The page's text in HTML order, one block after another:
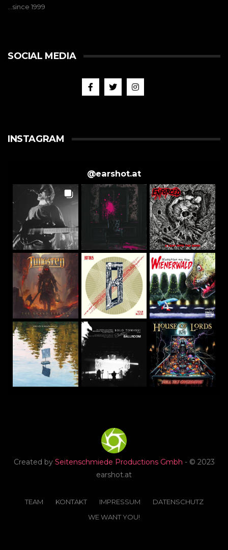
…since 1999
SOCIAL MEDIA
INSTAGRAM
@earshot.at
Created by Seitenschmiede Productions Gmbh - © 2023
earshot.at
TEAM KONTAKT IMPRESSUM
DATENSCHUTZ
WE WANT YOU!